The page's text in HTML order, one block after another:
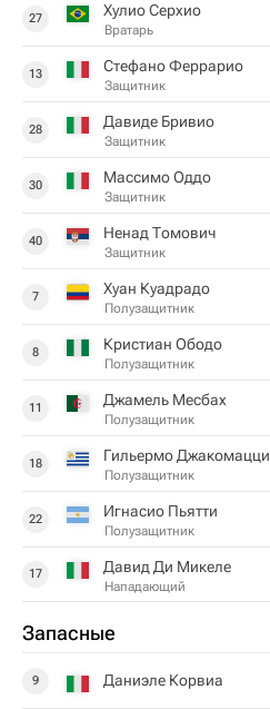
27 Хулио Серхио
Вратарь
13 Стефано Феррарио
Защитник
28 Давиде Бривио
Защитник
30 Массимо Оддо
Защитник
40 Ненад Томович
Защитник
7 Хуан Куадрадо
Полузащитник
8 Кристиан Ободо
Полузащитник
11 Джамель Месбах
Полузащитник
18 Гильермо Джакомацци
Полузащитник
22 Игнасио Пьятти
Полузащитник
17 Давид Ди Микеле
Нападающий
Запасные
9 Даниэле Корвиа